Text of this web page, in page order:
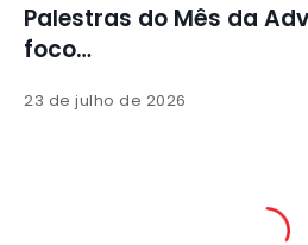
do Mês da
de julho de 2026